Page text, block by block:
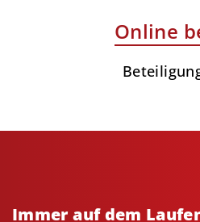
Online
Immer auf dem